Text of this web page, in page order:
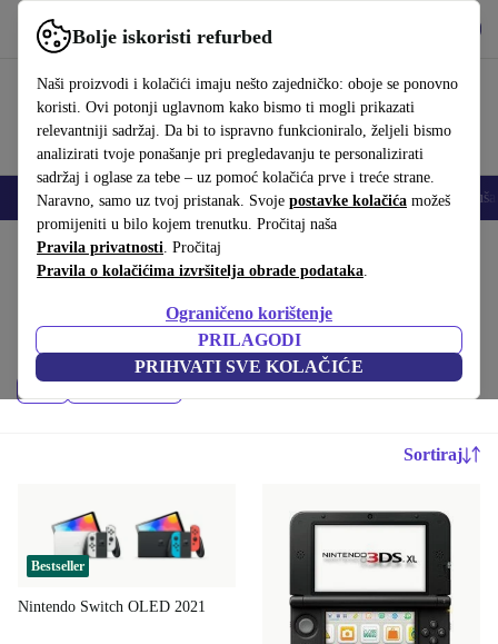
Bolje iskoristi refurbed
Naši proizvodi i kolačići imaju nešto zajedničko: oboje se ponovno
koristi. Ovi potonji uglavnom kako bismo ti mogli prikazati
relevantniji sadržaj. Da bi to ispravno funkcioniralo, željeli bismo
analizirati tvoje ponašanje pri pregledavanju te personalizirati
sadržaj i oglase za tebe – uz pomoć kolačića prve i treće strane.
Naravno, samo uz tvoj pristanak. Svoje postavke kolačića možeš
promijeniti u bilo kojem trenutku. Pročitaj naša
Pravila privatnosti. Pročitaj
Pravila o kolačićima izvršitelja obrade podataka.
Ograničeno korištenje
PRILAGODI
PRIHVATI SVE KOLAČIĆE
Koristi refurbed brzo i jednostavno
Mobiteli Prijenosna računala Tableti Pametni satovi Dodaci
Početna stranica Proizvodi Konzole
Nekad rabljeni proizvodi iz kategorije Nintendo – refurbished, uz
najmanje 12 mjeseci jamstva. Održivije i povoljnije od novog.
Sortiraj
Bestseller
Nintendo Switch OLED 2021